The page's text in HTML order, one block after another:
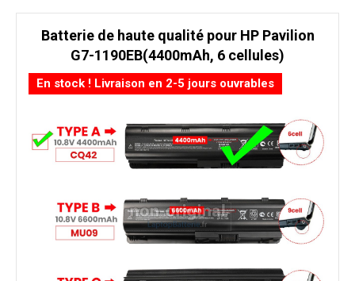
Batterie de haute qualité pour HP Pavilion
G7-1190EB(4400mAh, 6 cellules)
En stock ! Livraison en 2-5 jours ouvrables